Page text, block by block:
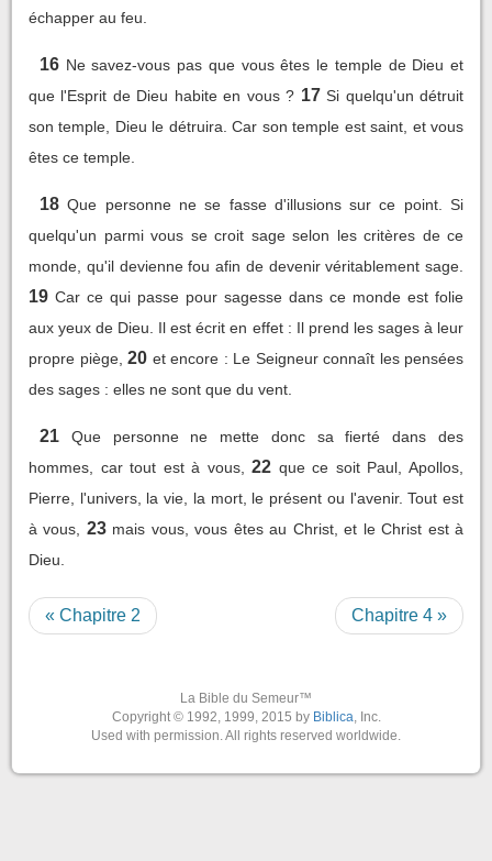
échapper au feu.
16 Ne savez-vous pas que vous êtes le temple de Dieu et
que l'Esprit de Dieu habite en vous ? 17 Si quelqu'un détruit
son temple, Dieu le détruira. Car son temple est saint, et vous
êtes ce temple.
18 Que personne ne se fasse d'illusions sur ce point. Si
quelqu'un parmi vous se croit sage selon les critères de ce
monde, qu'il devienne fou afin de devenir véritablement sage.
19 Car ce qui passe pour sagesse dans ce monde est folie
aux yeux de Dieu. Il est écrit en effet : Il prend les sages à leur
propre piège, 20 et encore : Le Seigneur connaît les pensées
des sages : elles ne sont que du vent.
21
Que personne ne mette donc sa fierté dans des
hommes, car tout est à vous,
22 que ce soit Paul, Apollos,
Pierre, l'univers, la vie, la mort, le présent ou l'avenir. Tout est
à vous,
23 mais vous, vous êtes au Christ, et le Christ est à
Dieu.
« Chapitre 2 Chapitre 4 »
La Bible du Semeur™
Copyright © 1992, 1999, 2015 by Biblica, Inc.
Used with permission. All rights reserved worldwide.